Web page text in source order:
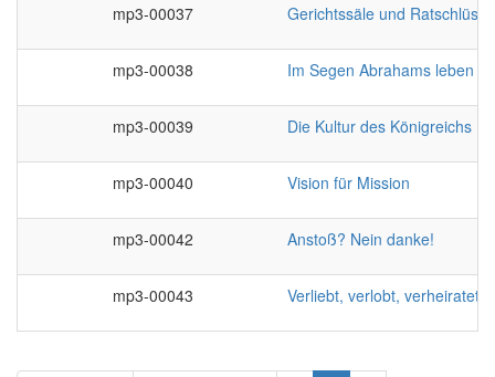
mp3-00037 Gerichtssäle und
mp3-00038 Im Segen Abrahams leben
mp3-00039 Die Kultur des Königreichs
mp3-00040 Vision für Mission
mp3-00042 Anstoß? Nein danke!
mp3-00043 Verliebt, verlobt, verheiratet